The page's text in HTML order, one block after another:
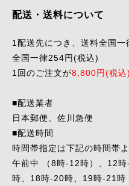
配送・送料について
1配送先につき、送料全国
全国一律254円(税込)
1回のご注文が8,800円(税込
■配送業者
日本郵便、佐川急便
■配送時間
時間帯指定は下記の時間帯
午前中 （8時-12時）、12
時、18時-20時、19時-21時